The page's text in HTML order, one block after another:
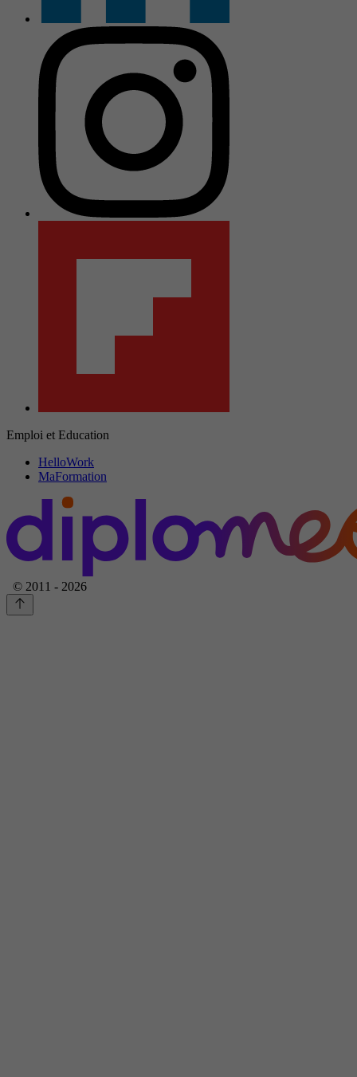
Emploi et Education
HelloWork
MaFormation
© 2011 - 2026